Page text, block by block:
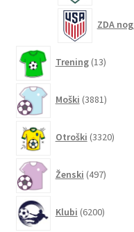
ZDA
Trening 13izdelkov
Moški 3881izdelkov
Otroški 3320
Ženski 497izdelkov
Klubi 6200izdelkov